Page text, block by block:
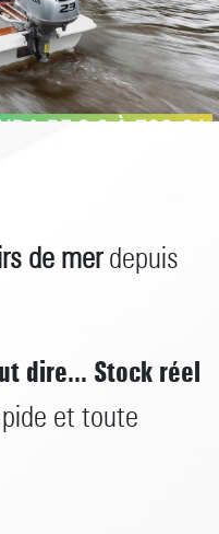
BF 2.3 À 799 € !
de merdepuis
dire... Stock réel
et toute